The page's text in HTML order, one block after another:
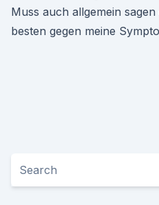
Muss auch allgemein
besten gegen meine